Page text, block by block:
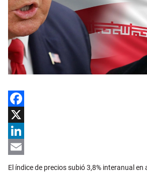
Facebook
X
LinkedIn
Email
El índice de precios subió 3,8% interanual en